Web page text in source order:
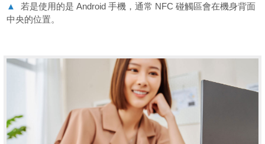
▲
若是使用的是 Android 手機，通常 NFC 碰觸區會在機身背面
中央的位置。